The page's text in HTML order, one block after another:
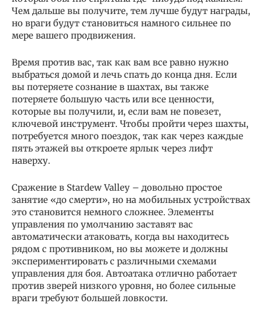
Чем дальше вы получите, тем лучше будут награды,
но враги будут становиться намного сильнее по
мере вашего продвижения.
Время против вас, так как вам все равно нужно
выбраться домой и лечь спать до конца дня. Если
вы потеряете сознание в шахтах, вы также
потеряете большую часть или все ценности,
которые вы получили, и, если вам не повезет,
ключевой инструмент. Чтобы пройти через шахты,
потребуется много поездок, так как через каждые
пять этажей вы откроете ярлык через лифт
наверху.
Сражение в Stardew Valley – довольно простое
занятие «до смерти», но на мобильных устройствах
это становится немного сложнее. Элементы
управления по умолчанию заставят вас
автоматически атаковать, когда вы находитесь
рядом с противником, но вы можете и должны
экспериментировать с различными схемами
управления для боя. Автоатака отлично работает
против зверей низкого уровня, но более сильные
враги требуют большей ловкости.